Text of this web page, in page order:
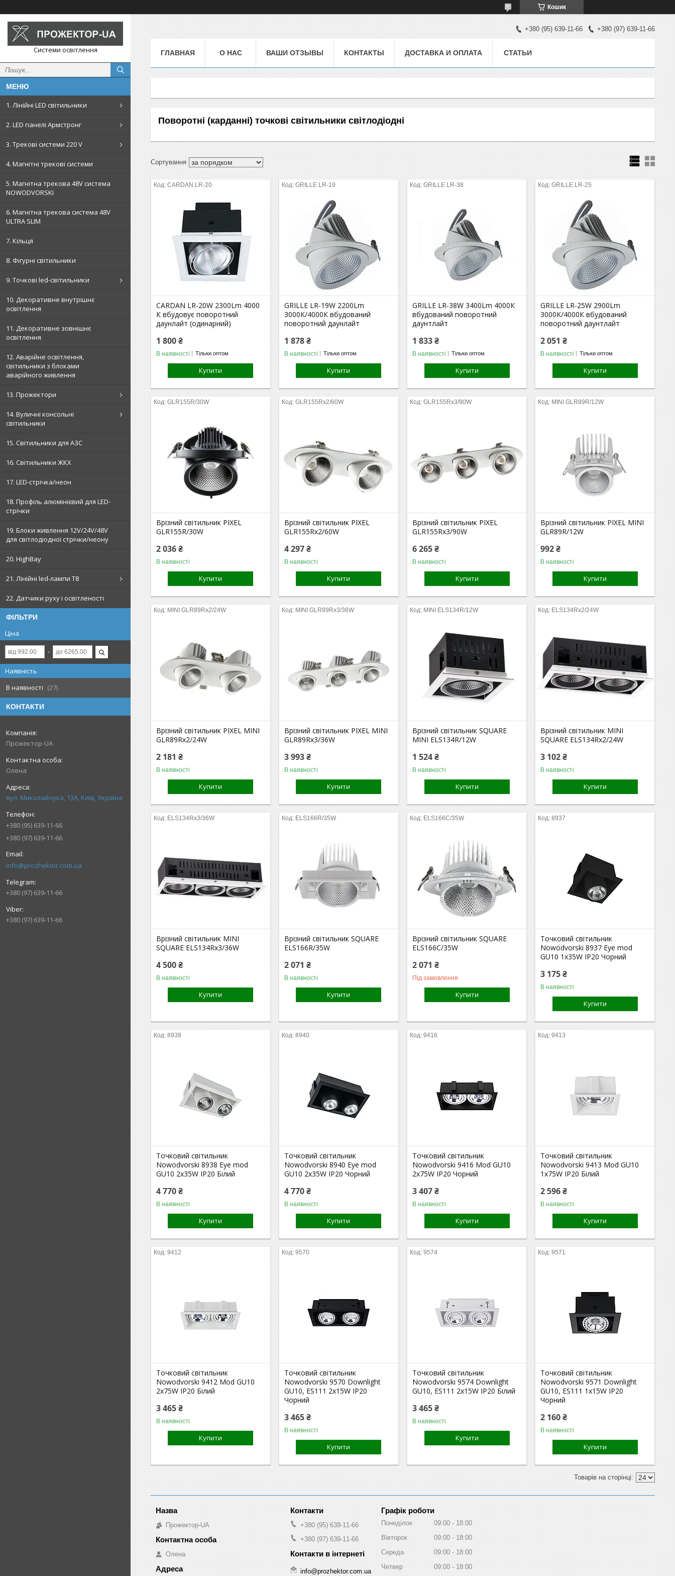
Кошик
Системи освітлення
1. Лінійні LED світильники
2. LED панелі Армстронг
3. Трекові системи 220 V
4. Магнітні трекові системи
5. Магнітна трекова 48V система
NOWODVORSKI
6. Магнітна трекова система 48V
ULTRA SLIM
7. Кільця
8. Фігурні світильники
9. Точкові led-світильники
10. Декоративне внутрішнє
освітлення
11. Декоративне зовнішнє
освітлення
12. Аварійне освітлення,
світильники з блоками
аварійного живлення
13. Прожектори
14. Вуличні консольні
світильники
15. Світильники для АЗС
16. Світильники ЖКХ
17. LED-стрічка/неон
18. Профіль алюмінієвий для LED-
стрічки
19. Блоки живлення 12V/24V/48V
для світлодіодної стрічки/неону
20. HighBay
21. Лінійні led-лампи T8
22. Датчики руху і освітленості
ФІЛЬТРИ
Ціна
Наявність
В наявності
27
КОНТАКТИ
Прожектор-UA
Олена
вул. Миколайчука, 13А, Київ, Україна
+380 (95) 639-11-66
+380 (97) 639-11-66
info@prozhektor.com.ua
+380 (97) 639-11-66
+380 (97) 639-11-66
+380 (95) 639-11-66 +380 (97) 639-11-66
ГЛАВНАЯ О НАС ВАШИ ОТЗЫВЫ КОНТАКТЫ ДОСТАВКА И ОПЛАТА СТАТЬИ
Поворотні (карданні) точкові світильники світлодіодні
CARDAN LR-20
CARDAN LR-20W 2300Lm 4000
К вбудовує поворотний
даунлайт (одинарний)
1 800 ₴
В наявності Тільки оптом
Купити
GRILLE LR-19
GRILLE LR-19W 2200Lm
3000К/4000К вбудований
поворотний даунлайт
1 878 ₴
В наявності Тільки оптом
Купити
GRILLE LR-38
GRILLE LR-38W 3400Lm 4000К
вбудований поворотний
даунтлайт
1 833 ₴
В наявності Тільки оптом
Купити
GRILLE LR-25
GRILLE LR-25W 2900Lm
3000К/4000К вбудований
поворотний даунтлайт
2 051 ₴
В наявності Тільки оптом
Купити
GLR155R/30W
Врізний світильник PIXEL
GLR155R/30W
2 036 ₴
В наявності
Купити
GLR155Rx2/60W
Врізний світильник PIXEL
GLR155Rx2/60W
4 297 ₴
В наявності
Купити
GLR155Rx3/90W
Врізний світильник PIXEL
GLR155Rx3/90W
6 265 ₴
В наявності
Купити
MINI GLR89R/12W
Врізний світильник PIXEL MINI
GLR89R/12W
992 ₴
В наявності
Купити
MINI GLR89Rх2/24W
Врізний світильник PIXEL MINI
GLR89Rх2/24W
2 181 ₴
В наявності
Купити
MINI GLR89Rx3/36W
Врізний світильник PIXEL MINI
GLR89Rx3/36W
3 993 ₴
В наявності
Купити
MINI ELS134R/12W
Врізний світильник SQUARE
MINI ELS134R/12W
1 524 ₴
В наявності
Купити
ELS134Rx2/24W
Врізний світильник MINI
SQUARE ELS134Rx2/24W
3 102 ₴
В наявності
Купити
ELS134Rx3/36W
Врізний світильник MINI
SQUARE ELS134Rx3/36W
4 500 ₴
В наявності
Купити
ELS166R/35W
Врізний світильник SQUARE
ELS166R/35W
2 071 ₴
В наявності
Купити
ELS166C/35W
Врізний світильник SQUARE
ELS166C/35W
2 071 ₴
Під замовлення
Купити
8937
Точковий світильник
Nowodvorski 8937 Eye mod
GU10 1x35W IP20 Чорний
3 175 ₴
В наявності
Купити
8938
Точковий світильник
Nowodvorski 8938 Eye mod
GU10 2x35W IP20 Білий
4 770 ₴
В наявності
Купити
8940
Точковий світильник
Nowodvorski 8940 Eye mod
GU10 2x35W IP20 Чорний
4 770 ₴
В наявності
Купити
9416
Точковий світильник
Nowodvorski 9416 Mod GU10
2x75W IP20 Чорний
3 407 ₴
В наявності
Купити
9413
Точковий світильник
Nowodvorski 9413 Mod GU10
1x75W IP20 Білий
2 596 ₴
В наявності
Купити
9412
Точковий світильник
Nowodvorski 9412 Mod GU10
2x75W IP20 Білий
3 465 ₴
В наявності
Купити
9570
Точковий світильник
Nowodvorski 9570 Downlight
GU10, ES111 2x15W IP20
Чорний
3 465 ₴
В наявності
Купити
9574
Точковий світильник
Nowodvorski 9574 Downlight
GU10, ES111 2x15W IP20 Білий
3 465 ₴
В наявності
Купити
9571
Точковий світильник
Nowodvorski 9571 Downlight
GU10, ES111 1x15W IP20
Чорний
2 160 ₴
В наявності
Купити
Прожектор-UA
Олена
+380 (95) 639-11-66
+380 (97) 639-11-66
info@prozhektor.com.ua
Графік роботи
Понеділок 09:00
18:00
Вівторок
09:00
18:00
Середа
09:00
18:00
Четвер
09:00 18:00